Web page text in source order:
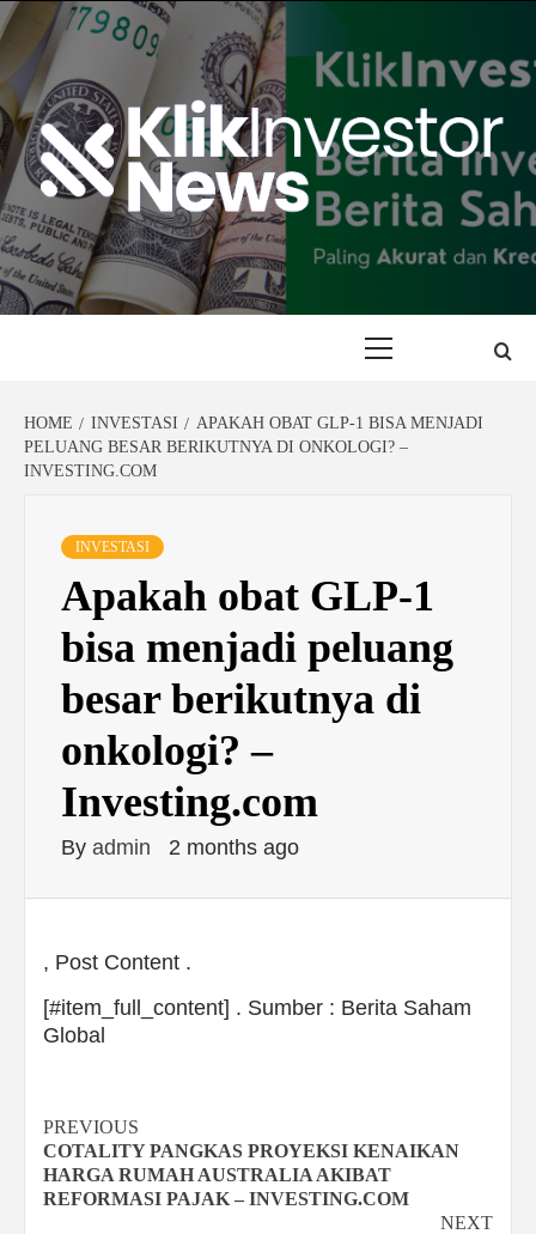
Skip
to
content
HOME INVESTASI
APAKAH OBAT GLP-1 BISA MENJADI
PELUANG BESAR BERIKUTNYA DI ONKOLOGI? –
INVESTING.COM
INVESTASI
Apakah obat GLP-1
bisa menjadi peluang
besar berikutnya di
onkologi? –
Investing.com
By admin 2 months ago
, Post Content .
[#item_full_content] . Sumber : Berita Saham
Global
Continue
Reading
PREVIOUS
COTALITY PANGKAS PROYEKSI KENAIKAN
HARGA RUMAH AUSTRALIA AKIBAT
REFORMASI PAJAK – INVESTING.COM
NEXT